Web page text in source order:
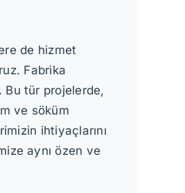
de hizmet
Fabrika
Bu tür projelerde,
ve söküm
ihtiyaçlarını
aynı özen ve